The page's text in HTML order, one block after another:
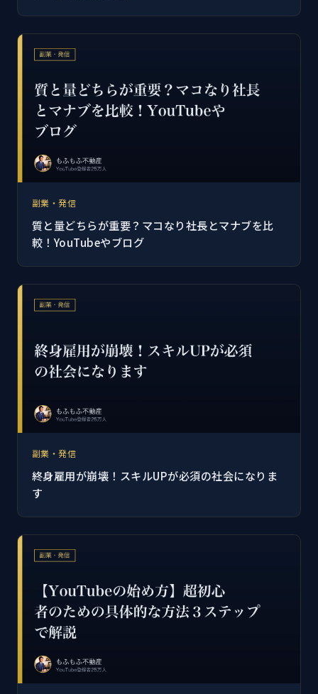
副業・発信
質と量どちらが重要？マコなり社長とマナブを比
較！YouTubeやブログ
副業・発信
終身雇用が崩壊！スキルUPが必須の社会になりま
す